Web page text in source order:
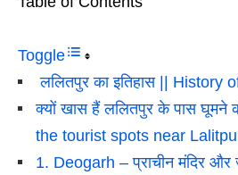
Toggle
ललितपुर का इतिहास || History
क्यों खास हैं ललितपुर के पास घूमने
the tourist spots near
1. Deogarh – प्राचीन मंदिर